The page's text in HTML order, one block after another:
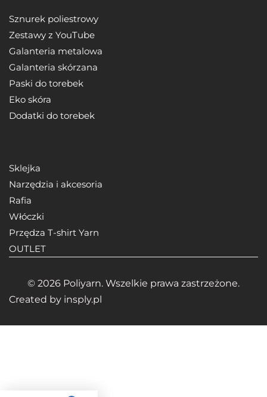
Sznurek poliestrowy
Zestawy z YouTube
Galanteria metalowa
Galanteria skórzana
Paski do torebek
Eko skóra
Dodatki do torebek
Sklejka
Narzędzia i akcesoria
Rafia
Włóczki
Przędza T-shirt Yarn
OUTLET
© 2026 Poliyarn. Wszelkie prawa zastrzeżone.
Created by insply.pl